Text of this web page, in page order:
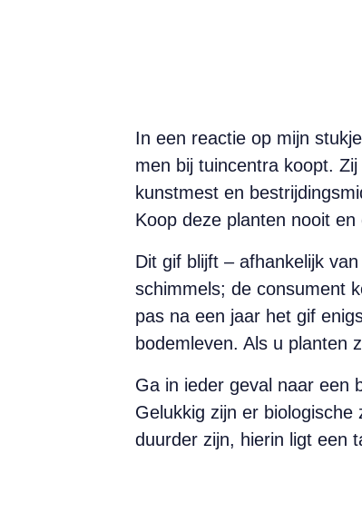
In een reactie op mijn
men bij tuincentra koopt.
kunstmest en
Koop deze planten nooit
Dit gif blijft – afhankelijk
schimmels; de consument
pas na een jaar het gif
bodemleven. Als u planten
Ga in ieder geval naar een
Gelukkig zijn er
duurder zijn, hierin ligt een